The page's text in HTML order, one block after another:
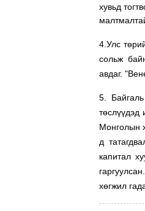
хувьд
4.Улс
сольж
авдаг.
5.
төслүүдэд
Монголын
д
капитал
хөгжил